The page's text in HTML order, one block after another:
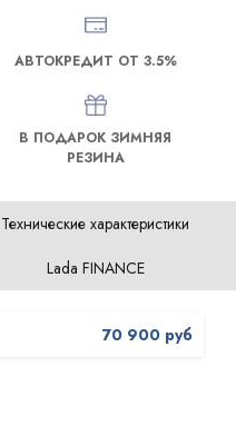
АВТОКРЕДИТ ОТ 3.5%
В ПОДАРОК ЗИМНЯЯ
РЕЗИНА
Технические характеристики
Lada FINANCE
70 900 руб